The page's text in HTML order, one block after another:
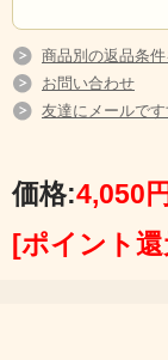
商品別の返品条
お問い合わせ
友達にメールで
価格:4,050円
[ポイント